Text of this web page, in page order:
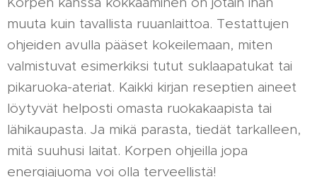
muuta kuin tavallista ruuanlaittoa. Testattujen
ohjeiden avulla pääset kokeilemaan, miten
valmistuvat esimerkiksi tutut suklaapatukat tai
pikaruoka-ateriat. Kaikki kirjan reseptien aineet
löytyvät helposti omasta ruokakaapista tai
lähikaupasta. Ja mikä parasta, tiedät tarkalleen,
mitä suuhusi laitat. Korpen ohjeilla jopa
energiajuoma voi olla terveellistä!